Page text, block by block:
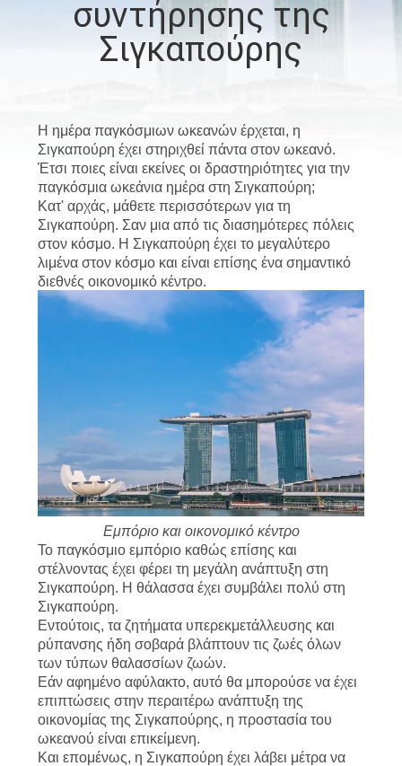
ΕΠΙΣΚΈΨΕΙΣ
ΕΡΓΟΣΤΆΣΙΟ
ΈΛΕΓΧΟΣ
ΠΟΙΌΤΗΤΑΣ
ΕΙΔΉΣΕΙΣ
ΥΠΟΘΈΣΕΙΣ
SITEMAP
ΠΟΛΙΤΙΚΉ
ΑΠΟΡΡΉΤΟΥ
συντήρησης της
Σιγκαπούρης
Η ημέρα παγκόσμιων ωκεανών έρχεται, η
Σιγκαπούρη έχει στηριχθεί πάντα στον ωκεανό.
Έτσι ποιες είναι εκείνες οι δραστηριότητες για την
παγκόσμια ωκεάνια ημέρα στη Σιγκαπούρη;
Κατ' αρχάς, μάθετε περισσότερων για τη
Σιγκαπούρη. Σαν μια από τις διασημότερες πόλεις
στον κόσμο. Η Σιγκαπούρη έχει το μεγαλύτερο
λιμένα στον κόσμο και είναι επίσης ένα σημαντικό
διεθνές οικονομικό κέντρο.
Εμπόριο και οικονομικό κέντρο
Το παγκόσμιο εμπόριο καθώς επίσης και
στέλνοντας έχει φέρει τη μεγάλη ανάπτυξη στη
Σιγκαπούρη. Η θάλασσα έχει συμβάλει πολύ στη
Σιγκαπούρη.
Εντούτοις, τα ζητήματα υπερεκμετάλλευσης και
ρύπανσης ήδη σοβαρά βλάπτουν τις ζωές όλων
των τύπων θαλασσίων ζωών.
Εάν αφημένο αφύλακτο, αυτό θα μπορούσε να έχει
επιπτώσεις στην περαιτέρω ανάπτυξη της
οικονομίας της Σιγκαπούρης, η προστασία του
ωκεανού είναι επικείμενη.
Και επομένως, η Σιγκαπούρη έχει λάβει μέτρα να